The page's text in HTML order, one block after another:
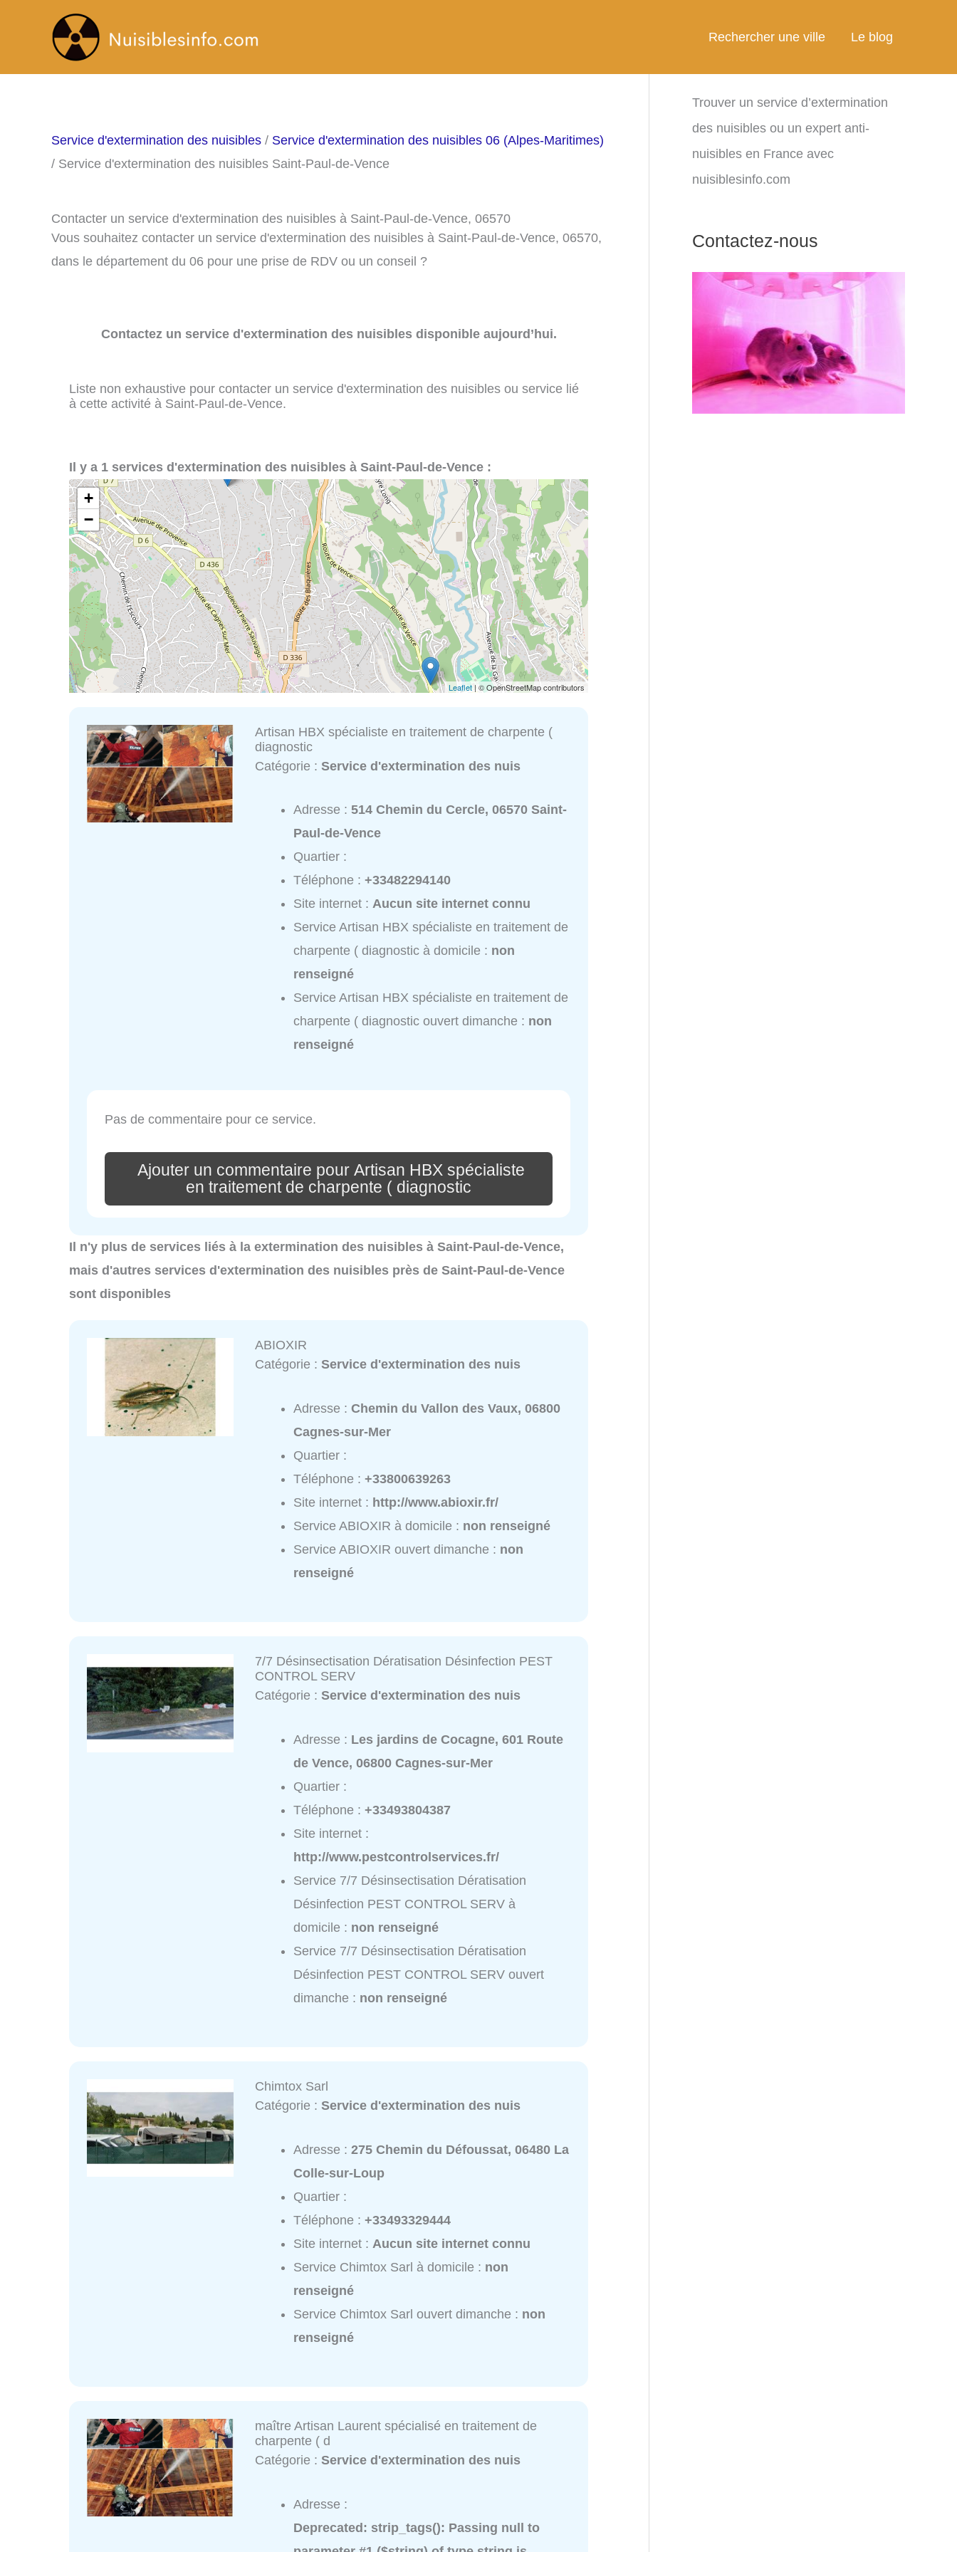
Rechercher une ville Le blog
Service d'extermination des nuisibles / Service d'extermination des nuisibles 06 (Alpes-Maritimes)
/ Service d'extermination des nuisibles Saint-Paul-de-Vence
Contacter un service d'extermination des nuisibles à Saint-Paul-de-Vence, 06570
Vous souhaitez contacter un service d'extermination des nuisibles à Saint-Paul-de-Vence, 06570,
dans le département du 06 pour une prise de RDV ou un conseil ?
Contactez un service d'extermination des nuisibles disponible aujourd’hui.
Liste non exhaustive pour contacter un service d'extermination des nuisibles ou service lié
à cette activité à Saint-Paul-de-Vence.
Il y a 1 services d'extermination des nuisibles à Saint-Paul-de-Vence :
+
−
Leaflet| © OpenStreetMap contributors
Artisan HBX spécialiste en traitement de charpente (
diagnostic
Catégorie :Service d'extermination des nuis
Adresse :514 Chemin du Cercle, 06570 Saint-
Paul-de-Vence
Quartier :
Téléphone :+33482294140
Site internet :Aucun site internet connu
Service Artisan HBX spécialiste en traitement de
charpente ( diagnostic à domicile : non
renseigné
Service Artisan HBX spécialiste en traitement de
charpente ( diagnostic ouvert dimanche : non
renseigné
Pas de commentaire pour ce service.
Ajouter un commentaire pour Artisan HBX spécialiste
en traitement de charpente ( diagnostic
Il n'y plus de services liés à la extermination des nuisibles à Saint-Paul-de-Vence,
mais d'autres services d'extermination des nuisibles près de Saint-Paul-de-Vence
sont disponibles
ABIOXIR
Catégorie :Service d'extermination des nuis
Adresse :Chemin du Vallon des Vaux, 06800
Cagnes-sur-Mer
Quartier :
Téléphone :+33800639263
Site internet : http://www.abioxir.fr/
Service ABIOXIR à domicile : non renseigné
Service ABIOXIR ouvert dimanche : non
renseigné
7/7 Désinsectisation Dératisation Désinfection PEST
CONTROL SERV
Catégorie :Service d'extermination des nuis
Adresse : Les jardins de Cocagne, 601 Route
de Vence, 06800 Cagnes-sur-Mer
Quartier :
Téléphone :+33493804387
Site internet :
http://www.pestcontrolservices.fr/
Service 7/7 Désinsectisation Dératisation
Désinfection PEST CONTROL SERV à
domicile : non renseigné
Service 7/7 Désinsectisation Dératisation
Désinfection PEST CONTROL SERV ouvert
dimanche : non renseigné
Chimtox Sarl
Catégorie :Service d'extermination des nuis
Adresse :275 Chemin du Défoussat, 06480 La
Colle-sur-Loup
Quartier :
Téléphone :+33493329444
Site internet : Aucun site internet connu
Service Chimtox Sarl à domicile : non
renseigné
Service Chimtox Sarl ouvert dimanche : non
renseigné
maître Artisan Laurent spécialisé en traitement de
charpente ( d
Catégorie :Service d'extermination des nuis
Adresse :
Deprecated: strip_tags(): Passing null to
Trouver un service d’extermination
des nuisibles ou un expert anti-
nuisibles en France avec
nuisiblesinfo.com
Contactez-nous